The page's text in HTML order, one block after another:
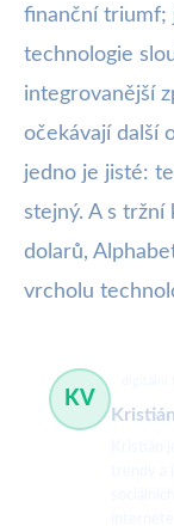
finanční triumf;
technologie
integrovanější
očekávají další
jedno je jisté:
stejný. A s
dolarů,
vrcholu
KV